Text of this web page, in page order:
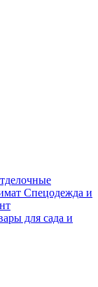
Спецодежда и
для сада и